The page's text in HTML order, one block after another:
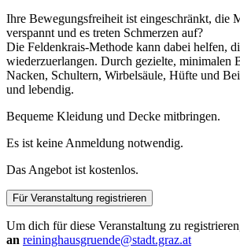
Ihre Bewegungsfreiheit ist eingeschränkt, die
verspannt und es treten Schmerzen auf?
Die Feldenkrais-Methode kann dabei helfen,
wiederzuerlangen. Durch gezielte, minimalen
Nacken, Schultern, Wirbelsäule, Hüfte und
und lebendig.
Bequeme Kleidung und Decke mitbringen.
Es ist keine Anmeldung notwendig.
Das Angebot ist kostenlos.
Für Veranstaltung registrieren
Um dich für diese Veranstaltung zu
an reininghausgruende@stadt.graz.at